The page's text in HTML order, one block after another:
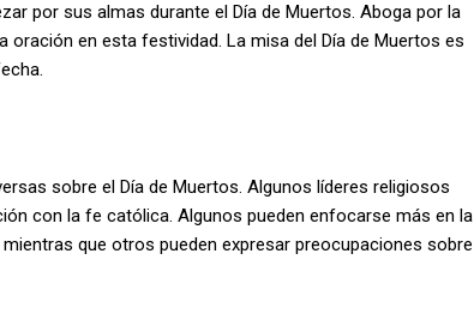
por sus almas durante el Día de Muertos. Aboga por la
oración en esta festividad. La misa del Día de Muertos es
sobre el Día de Muertos. Algunos líderes religiosos
con la fe católica. Algunos pueden enfocarse más en la
que otros pueden expresar preocupaciones sobre